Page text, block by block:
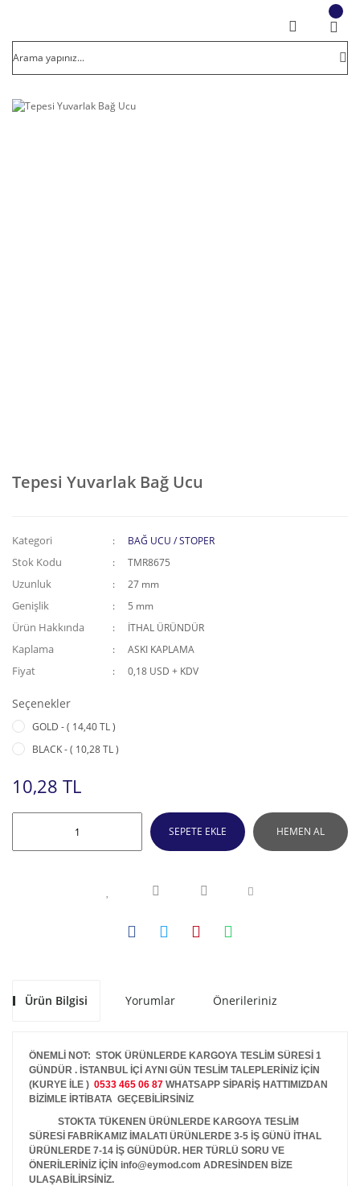
Tepesi Yuvarlak Bağ Ucu
Kategori BAĞ UCU / STOPER
Stok Kodu TMR8675
Uzunluk 27 mm
Genişlik 5 mm
Ürün Hakkında İTHAL ÜRÜNDÜR
Kaplama ASKI KAPLAMA
Fiyat 0,18 USD + KDV
Seçenekler
GOLD - ( 14,40 TL )
BLACK - ( 10,28 TL )
10,28 TL
SEPETE EKLE HEMEN AL
Ürün Bilgisi Yorumlar Önerileriniz
ÖNEMLİ NOT: STOK ÜRÜNLERDE KARGOYA TESLİM SÜRESİ 1
GÜNDÜR . İSTANBUL İÇİ AYNI GÜN TESLİM TALEPLERİNİZ İÇİN
(KURYE İLE ) 0533 465 06 87 WHATSAPP SİPARİŞ HATTIMIZDAN
BİZİMLE İRTİBATA GEÇEBİLİRSİNİZ
STOKTA TÜKENEN ÜRÜNLERDE KARGOYA TESLİM
SÜRESİ FABRİKAMIZ İMALATI ÜRÜNLERDE 3-5 İŞ GÜNÜ İTHAL
ÜRÜNLERDE 7-14 İŞ GÜNÜDÜR. HER TÜRLÜ SORU VE
ÖNERİLERİNİZ İÇİN info@eymod.com ADRESİNDEN BİZE
ULAŞABİLİRSİNİZ.